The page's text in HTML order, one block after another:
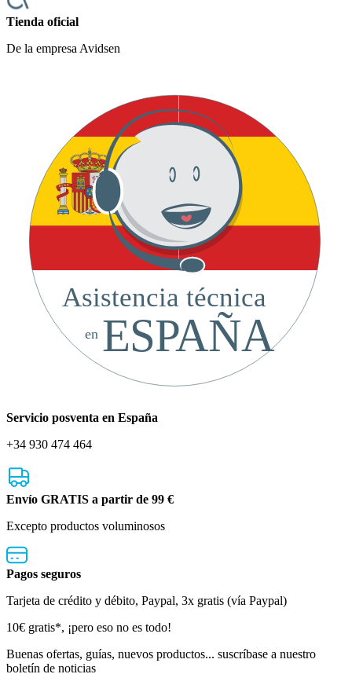
Tienda oficial
De la empresa Avidsen
Asistencia técnica
ESPAÑA
en
Servicio posventa en España
+34 930 474 464
Envío GRATIS a partir de 99 €
Excepto productos voluminosos
Pagos seguros
Tarjeta de crédito y débito, Paypal, 3x gratis (vía Paypal)
Boletín
de
noticias
10€ gratis*, ¡pero eso no es todo!
Buenas ofertas, guías, nuevos productos... suscríbase a nuestro
boletín de noticias